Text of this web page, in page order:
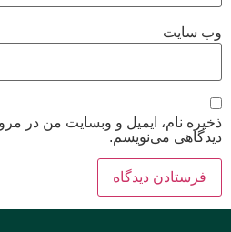
وب‌ سایت
ذخیره نام، ایمیل و وبسایت من در
دیدگاهی می‌نویسم.